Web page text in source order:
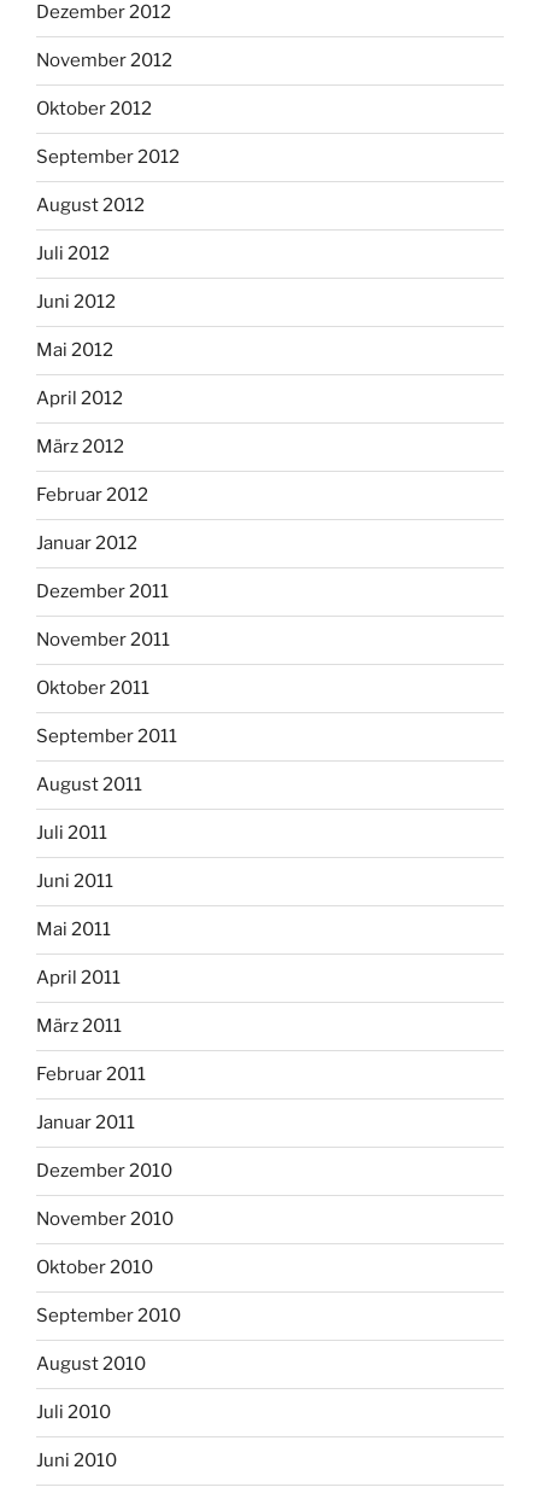
Dezember 2012
November 2012
Oktober 2012
September 2012
August 2012
Juli 2012
Juni 2012
Mai 2012
April 2012
März 2012
Februar 2012
Januar 2012
Dezember 2011
November 2011
Oktober 2011
September 2011
August 2011
Juli 2011
Juni 2011
Mai 2011
April 2011
März 2011
Februar 2011
Januar 2011
Dezember 2010
November 2010
Oktober 2010
September 2010
August 2010
Juli 2010
Juni 2010